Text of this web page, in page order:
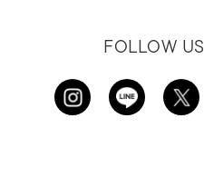
FOLLOW US